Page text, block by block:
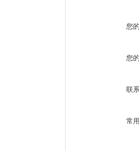
您
您
联
常